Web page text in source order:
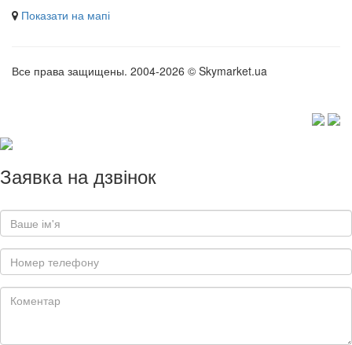
Показати на мапі
Все права защищены. 2004-2026 © Skymarket.ua
Заявка на дзвінок